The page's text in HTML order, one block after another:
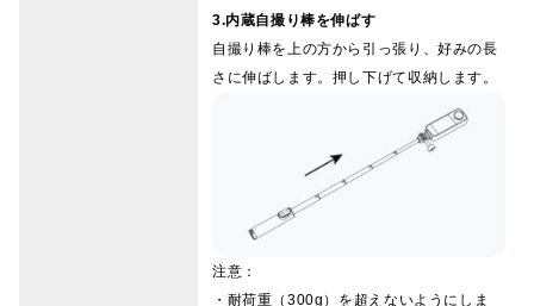
3.内蔵自撮り棒を伸ばす
自撮り棒を上の方から引っ張り、好みの長
さに伸ばします。押し下げて収納します。
注意：
・耐荷重（300g）を超えないようにしま